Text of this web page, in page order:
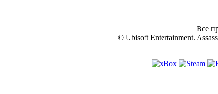
Все
© Ubisoft Entertainment.